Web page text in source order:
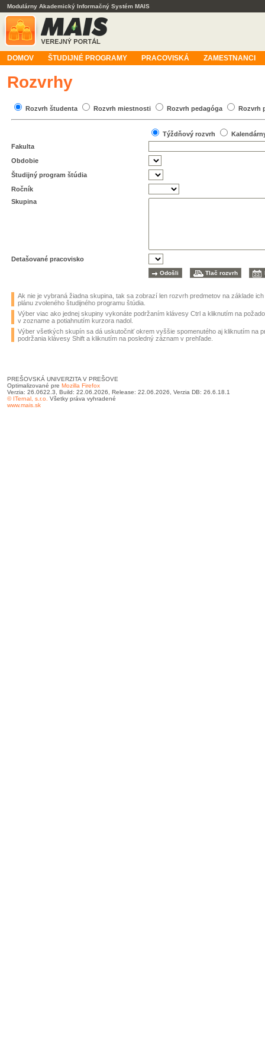
Modulárny Akademický Informačný Systém MAIS
DOMOV ŠTUDIJNÉ PROGRAMY PRACOVISKÁ ZAMESTNANCI
Rozvrhy
Rozvrh študenta Rozvrh miestnosti Rozvrh pedagóga Rozvrh
Týždňový rozvrh
Fakulta
Obdobie
Študijný program štúdia
Ročník
Skupina
Detašované pracovisko
Ak nie je vybraná žiadna skupina, tak sa zobrazí len rozvrh predmetov na základe
plánu zvoleného študijného programu štúdia.
Výber viac ako jednej skupiny vykonáte podržaním klávesy Ctrl a kliknutím na
v zozname a potiahnutím kurzora nadol.
Výber všetkých skupín sa dá uskutočniť okrem vyššie spomenutého aj kliknutím na
podržania klávesy Shift a kliknutím na posledný záznam v prehľade.
PREŠOVSKÁ UNIVERZITA V PREŠOVE
Optimalizované pre Mozilla Firefox
Verzia: 26.0622.3, Build: 22.06.2026, Release: 22.06.2026, Verzia DB: 26.6.18.1
© ITernal, s.r.o. Všetky práva vyhradené
www.mais.sk